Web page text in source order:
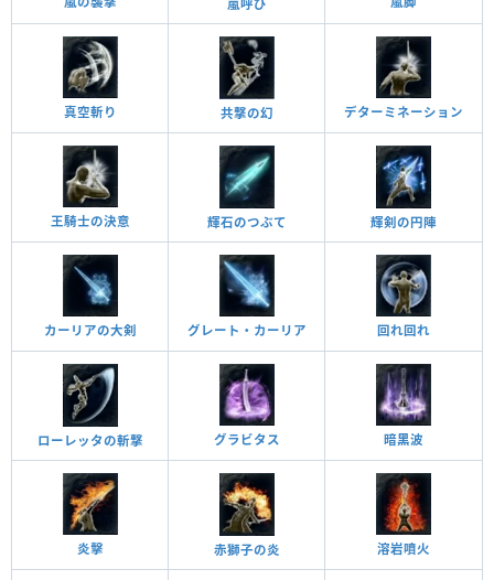
嵐呼び
真空斬り 共撃の幻 デターミネーション
王騎士の決意 輝石のつぶて 輝剣の円陣
カーリアの大剣 グレート・カーリア 回れ回れ
ローレッタの斬撃 グラビタス 暗黑波
炎擊 赤獅子の炎 溶岩噴火